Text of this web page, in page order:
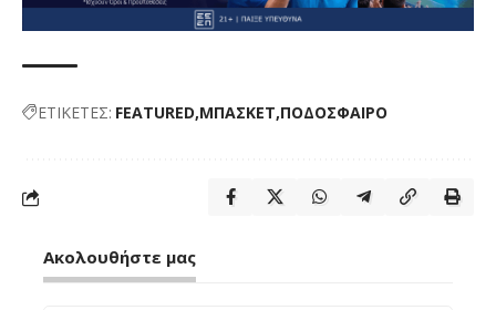
ΕΤΙΚΕΤΕΣ: FEATURED ΜΠΑΣΚΕΤ ΠΟΔΟΣΦΑΙΡΟ
Ακολουθήστε μας